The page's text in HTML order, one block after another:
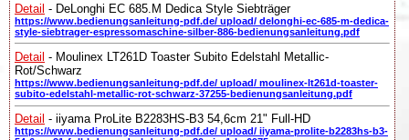
Detail - DeLonghi EC 685.M Dedica Style Siebträger
https://www.bedienungsanleitung-pdf.de/ upload/ delonghi-ec-685-m-dedica-
style-siebtrager-espressomaschine-silber-886-bedienungsanleitung.pdf
Detail - Moulinex LT261D Toaster Subito Edelstahl Metallic-
Rot/Schwarz
https://www.bedienungsanleitung-pdf.de/ upload/ moulinex-lt261d-toaster-
subito-edelstahl-metallic-rot-schwarz-37255-bedienungsanleitung.pdf
Detail - iiyama ProLite B2283HS-B3 54,6cm 21" Full-HD
https://www.bedienungsanleitung-pdf.de/ upload/ iiyama-prolite-b2283hs-b3-